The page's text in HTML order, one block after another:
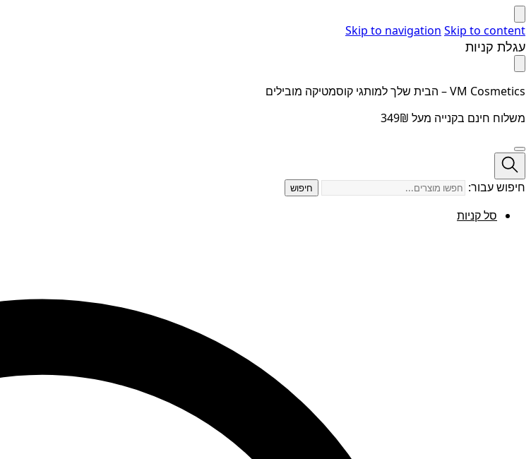
Skip to navigation Skip to content
עגלת קניות
VM Cosmetics – הבית שלך למותגי קוסמטיקה מובילים
משלוח חינם בקנייה מעל 349₪
חיפוש עבור: חיפוש
סל קניות